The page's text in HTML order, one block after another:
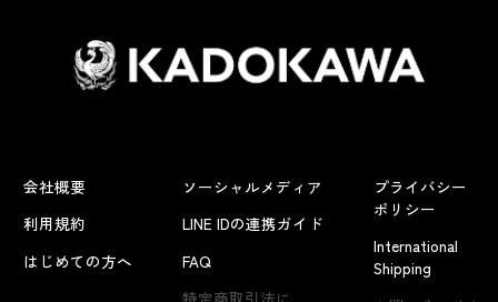
よくあるお問い合わせ
会社概要
利用規約
はじめての方へ
ソーシャルメディア
LINE IDの連携ガイド
FAQ
プライバシー
ポリシー
International
Shipping